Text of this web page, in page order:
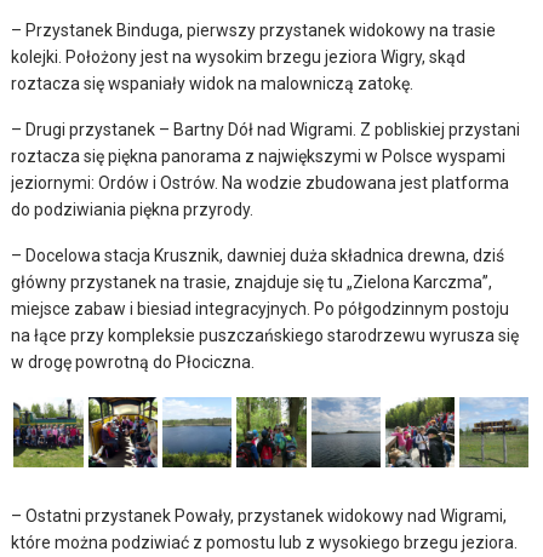
– Przystanek Binduga, pierwszy przystanek widokowy na trasie
kolejki. Położony jest na wysokim brzegu jeziora Wigry, skąd
roztacza się wspaniały widok na malowniczą zatokę.
– Drugi przystanek – Bartny Dół nad Wigrami. Z pobliskiej przystani
roztacza się piękna panorama z największymi w Polsce wyspami
jeziornymi: Ordów i Ostrów. Na wodzie zbudowana jest platforma
do podziwiania piękna przyrody.
– Docelowa stacja Krusznik, dawniej duża składnica drewna, dziś
główny przystanek na trasie, znajduje się tu „Zielona Karczma”,
miejsce zabaw i biesiad integracyjnych. Po półgodzinnym postoju
na łące przy kompleksie puszczańskiego starodrzewu wyrusza się
w drogę powrotną do Płociczna.
– Ostatni przystanek Powały, przystanek widokowy nad Wigrami,
które można podziwiać z pomostu lub z wysokiego brzegu jeziora.